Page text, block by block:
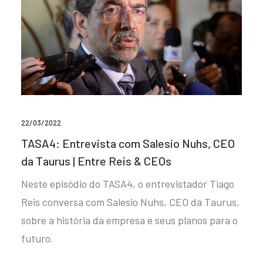
22/03/2022
TASA4: Entrevista com Salesio Nuhs, CEO
da Taurus | Entre Reis & CEOs
Neste episódio do TASA4, o entrevistador Tiago
Reis conversa com Salesio Nuhs, CEO da Taurus,
sobre a história da empresa e seus planos para o
futuro.